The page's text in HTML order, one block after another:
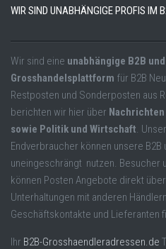
WIR SIND UNABHÄNGIGE PROFIS IM
Wir sind eine unabhängige B2B
Grosshandelsplattform für B2B
Restposten und Sonderposten aus
berichten wir hier über Nachrichten
sowie Politik und Wirtschaft .
Endverbraucher können unsere
uneingeschrängt nutzen. Besucher
können Posten Angebote direkt
Unterhaltungen mit anderen
Geschäftskontakte und Lieferanten
Ihr B2B-Grosshaendleradressen.de